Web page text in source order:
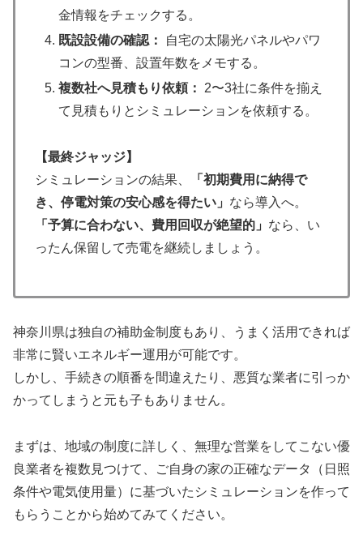
金情報をチェックする。
既設設備の確認：
自宅の太陽光パネルやパワ
コンの型番、設置年数をメモする。
複数社へ見積もり依頼：
2〜3社に条件を揃え
て見積もりとシミュレーションを依頼する。
【最終ジャッジ】
シミュレーションの結果、
「初期費用に納得で
き、停電対策の安心感を得たい」 なら導入へ。
「予算に合わない、費用回収が絶望的」 なら、い
ったん保留して売電を継続しましょう。
神奈川県は独自の補助金制度もあり、うまく活用できれば
非常に賢いエネルギー運用が可能です。
しかし、手続きの順番を間違えたり、悪質な業者に引っか
かってしまうと元も子もありません。
まずは、地域の制度に詳しく、無理な営業をしてこない優
良業者を複数見つけて、ご自身の家の正確なデータ（日照
条件や電気使用量）に基づいたシミュレーションを作って
もらうことから始めてみてください。